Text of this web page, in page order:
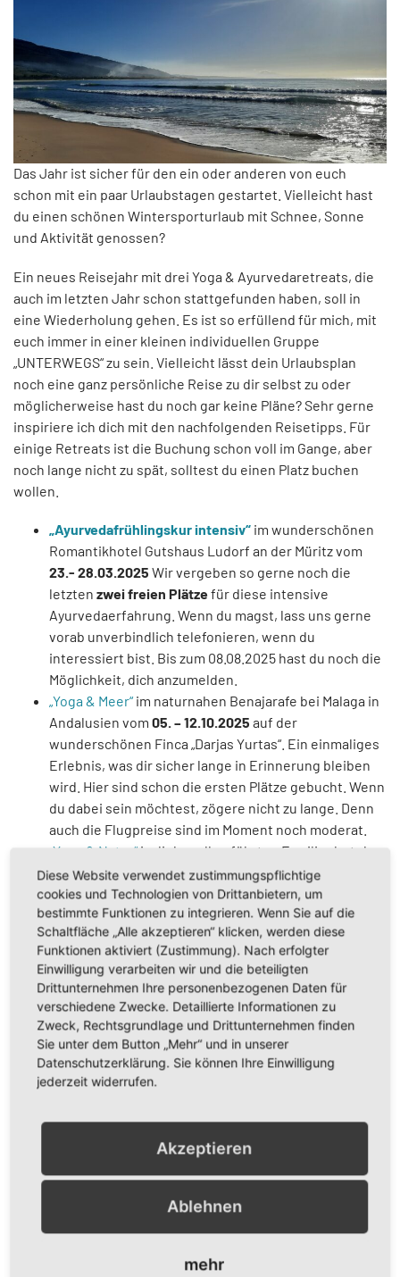
Das Jahr ist sicher für den ein oder anderen von euch
schon mit ein paar Urlaubstagen gestartet. Vielleicht hast
du einen schönen Wintersporturlaub mit Schnee, Sonne
und Aktivität genossen?
Ein neues Reisejahr mit drei Yoga & Ayurvedaretreats, die
auch im letzten Jahr schon stattgefunden haben, soll in
eine Wiederholung gehen. Es ist so erfüllend für mich, mit
euch immer in einer kleinen individuellen Gruppe
„UNTERWEGS“ zu sein. Vielleicht lässt dein Urlaubsplan
noch eine ganz persönliche Reise zu dir selbst zu oder
möglicherweise hast du noch gar keine Pläne? Sehr gerne
inspiriere ich dich mit den nachfolgenden Reisetipps. Für
einige Retreats ist die Buchung schon voll im Gange, aber
noch lange nicht zu spät, solltest du einen Platz buchen
wollen.
„Ayurvedafrühlingskur intensiv“ im wunderschönen
Romantikhotel Gutshaus Ludorf an der Müritz vom
23.- 28.03.2025 Wir vergeben so gerne noch die
letzten zwei freien Plätzefür diese intensive
Ayurvedaerfahrung. Wenn du magst, lass uns gerne
vorab unverbindlich telefonieren, wenn du
interessiert bist. Bis zum 08.08.2025 hast du noch die
Möglichkeit, dich anzumelden.
„Yoga & Meer“ im naturnahen Benajarafe bei Malaga in
Andalusien vom 05. – 12.10.2025 auf der
wunderschönen Finca „Darjas Yurtas“. Ein einmaliges
Erlebnis, was dir sicher lange in Erinnerung bleiben
wird. Hier sind schon die ersten Plätze gebucht. Wenn
du dabei sein möchtest, zögere nicht zu lange. Denn
auch die Flugpreise sind im Moment noch moderat.
„Yoga & Natur“im liebevoll geführten Familienhotel
„Schlösschen Sundische Wiese“ in Zingst auf dem
zauberhaften Darss. Auch hier freue ich mich schon
auf die ersten Buchungen von neuen Gästen und
Wiederholungsgästen
Für mitreisende Ehepartner oder Freunde gibt es in Zingst
die Möglichkeit, auch ohne die Teilnahme am
Yogaprogramm als Begleitung dabei zu sein.
Romantikhotel Gutshaus Ludorf
Darjas Yurtas Andalusien
Diese Website verwendet zustimmungspflichtige
cookies und Technologien von Drittanbietern, um
bestimmte Funktionen zu integrieren. Wenn Sie auf die
Schaltfläche „Alle akzeptieren“ klicken, werden diese
Funktionen aktiviert (Zustimmung). Nach erfolgter
Einwilligung verarbeiten wir und die beteiligten
Drittunternehmen Ihre personenbezogenen Daten für
verschiedene Zwecke. Detaillierte Informationen zu
Zweck, Rechtsgrundlage und Drittunternehmen finden
Sie unter dem Button „Mehr“ und in unserer
Datenschutzerklärung. Sie können Ihre Einwilligung
jederzeit widerrufen.
Akzeptieren
Ablehnen
mehr